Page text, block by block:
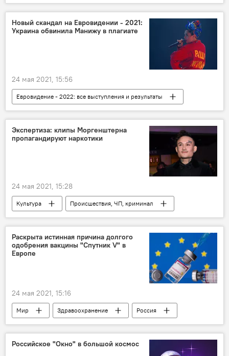
Африка
вулкан
извержение вулкана
Новый скандал на Евровидении - 2021:
Украина обвинила Манижу в плагиате
24 мая 2021, 15:56
Евровидение - 2022: все выступления и результаты
Общество
Евровидение
Экспертиза: клипы Моргенштерна
пропагандируют наркотики
24 мая 2021, 15:28
Культура
Происшествия, ЧП, криминал
наркотики
клип
Раскрыта истинная причина долгого
одобрения вакцины "Спутник V" в
Европе
24 мая 2021, 15:16
Мир Здравоохранение
Россия
коронавирус
вакцина "Спутник V"
Российское "Окно" в большой космос